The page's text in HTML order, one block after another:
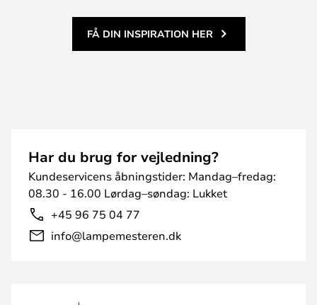
FÅ DIN INSPIRATION HER
Har du brug for vejledning?
Kundeservicens åbningstider: Mandag–fredag:
08.30 - 16.00 Lørdag–søndag: Lukket
+45 96 75 04 77
info@lampemesteren.dk